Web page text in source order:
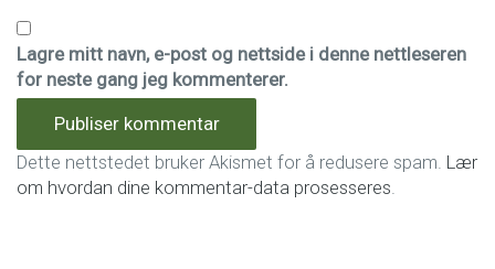
Lagre mitt navn, e-post og nettside i denne nettleseren
for neste gang jeg kommenterer.
Dette nettstedet bruker Akismet for å redusere spam. Lær
om hvordan dine kommentar-data prosesseres